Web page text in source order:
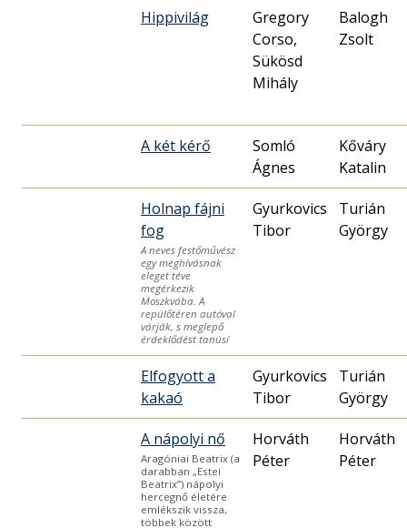
Hippivilág
Gregory
Corso,
Sükösd
Mihály
Balogh
Zsolt
A két kérő
Somló
Ágnes
Kőváry
Katalin
Holnap fájni
fog
A neves festőművész
egy meghívásnak
eleget téve
megérkezik
Moszkvába. A
repülőtéren autóval
várják, s meglepő
érdeklődést tanúsí
Gyurkovics
Tibor
Turián
György
Elfogyott a
kakaó
Gyurkovics
Tibor
Turián
György
A nápolyi nő
Aragóniai Beatrix (a
darabban „Estei
Beatrix”) nápolyi
hercegnő életére
emlékszik vissza,
többek között
Horváth
Péter
Horváth
Péter